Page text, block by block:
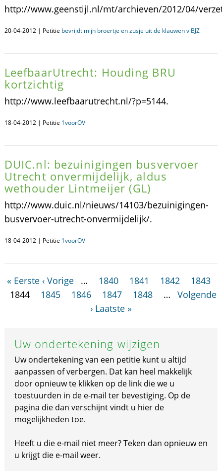
http://www.geenstijl.nl/mt/archieven/2012/04/
20-04-2012 | Petitie bevrijdt mijn broertje en zusje uit de klauwen v BJZ
LeefbaarUtrecht: Houding BRU
kortzichtig
http://www.leefbaarutrecht.nl/?p=5144.
18-04-2012 | Petitie 1voorOV
DUIC.nl: bezuinigingen busvervoer
Utrecht onvermijdelijk, aldus
wethouder Lintmeijer (GL)
http://www.duic.nl/nieuws/14103/bezuinigingen-
busvervoer-utrecht-onvermijdelijk/.
18-04-2012 | Petitie 1voorOV
« Eerste ‹ Vorige … 1840 1841 1842
1843
1844
1845 1846 1847 1848 …
Volgende
› Laatste »
Uw ondertekening wijzigen
Uw ondertekening van een petitie kunt u altijd
aanpassen of verbergen. Dat kan heel makkelijk
door opnieuw te klikken op de link die we u
toestuurden in de e-mail ter bevestiging. Op de
pagina die dan verschijnt vindt u hier de
mogelijkheden toe.
Heeft u die e-mail niet meer? Teken dan opnieuw en
u krijgt die e-mail weer.